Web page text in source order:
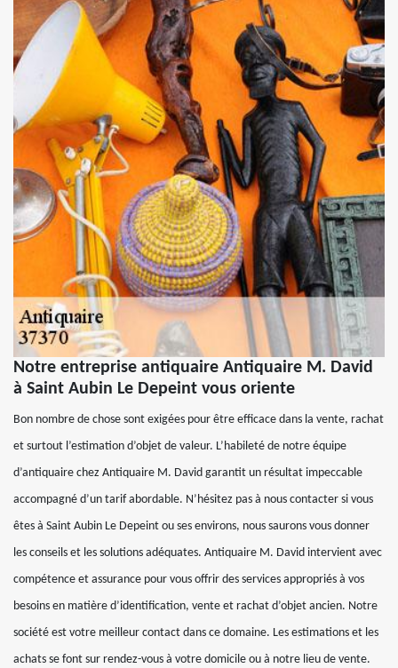
Notre entreprise antiquaire Antiquaire M. David
à Saint Aubin Le Depeint vous oriente
Bon nombre de chose sont exigées pour être efficace dans la vente, rachat
et surtout l’estimation d’objet de valeur. L’habileté de notre équipe
d’antiquaire chez Antiquaire M. David garantit un résultat impeccable
accompagné d’un tarif abordable. N’hésitez pas à nous contacter si vous
êtes à Saint Aubin Le Depeint ou ses environs, nous saurons vous donner
les conseils et les solutions adéquates. Antiquaire M. David intervient avec
compétence et assurance pour vous offrir des services appropriés à vos
besoins en matière d’identification, vente et rachat d’objet ancien. Notre
société est votre meilleur contact dans ce domaine. Les estimations et les
achats se font sur rendez-vous à votre domicile ou à notre lieu de vente.